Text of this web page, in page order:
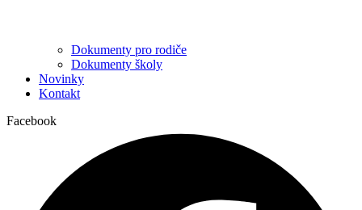
Dokumenty pro rodiče
Dokumenty školy
Novinky
Kontakt
Facebook